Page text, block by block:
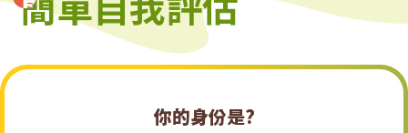
「e
賃
務」
你的身份是?